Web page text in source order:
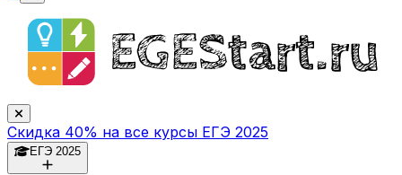
Скидка 40% на все курсы ЕГЭ 2025
ЕГЭ 2025